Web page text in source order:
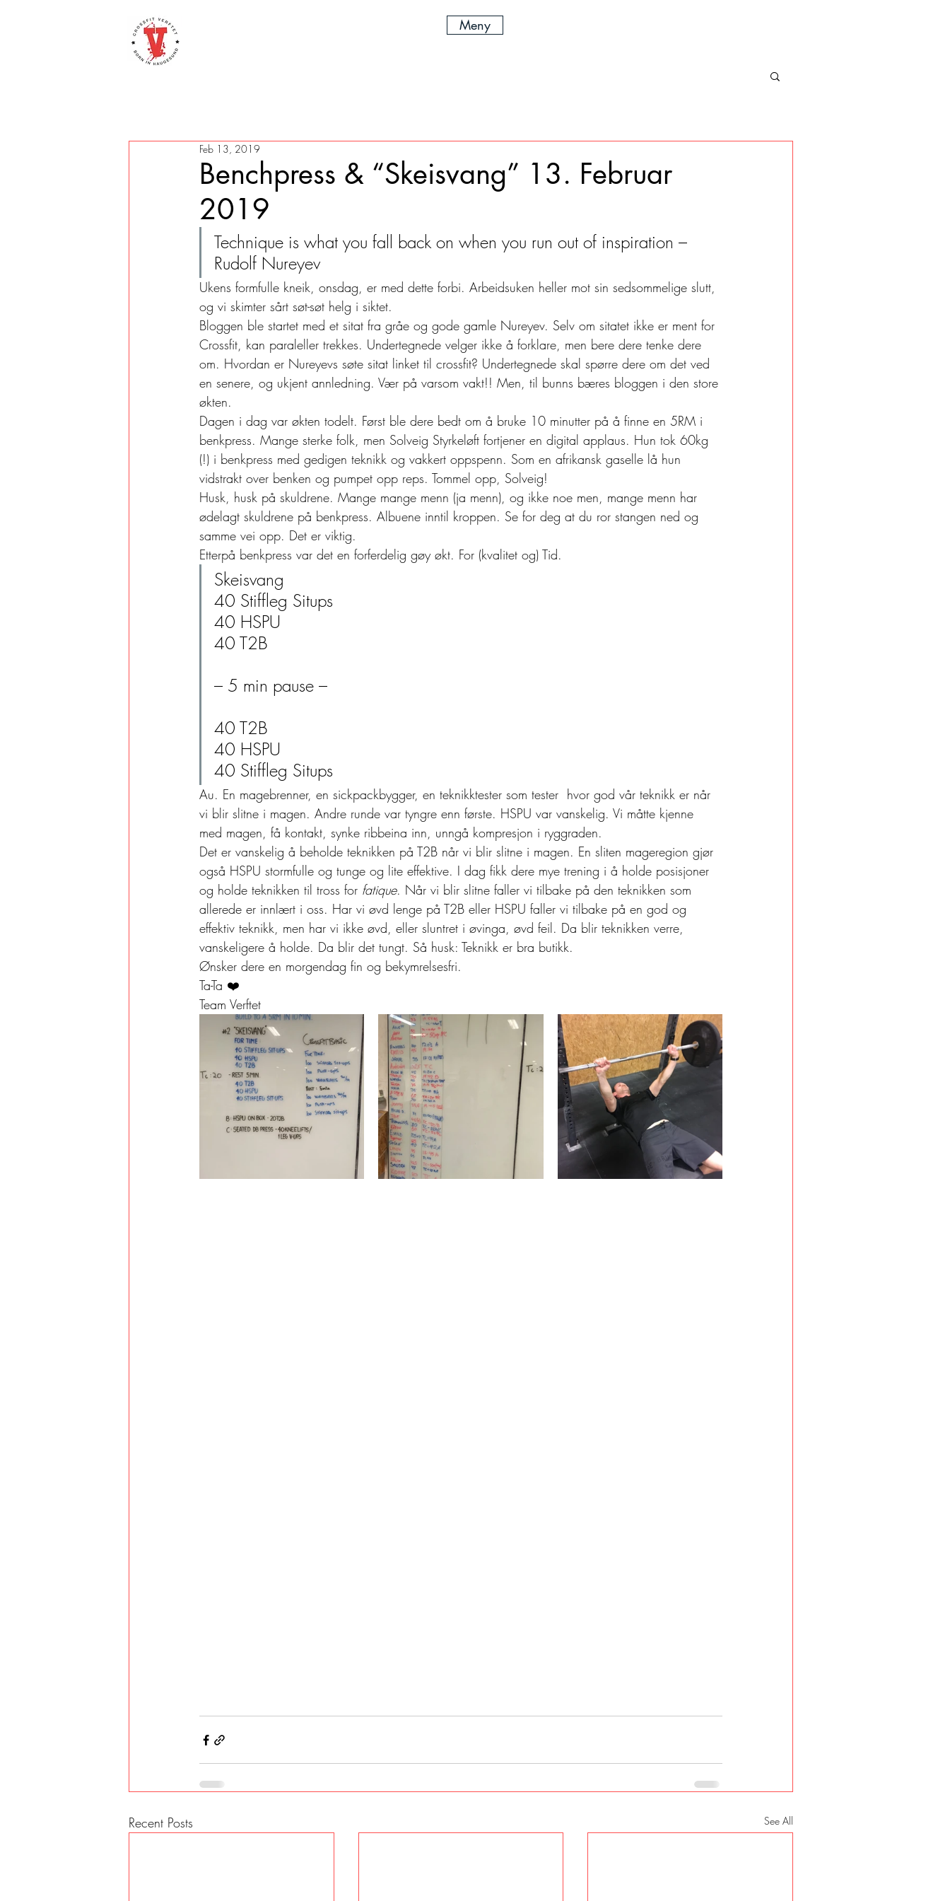
Meny
Benchpress & “Skeisvang” 13. Februar
2019
Feb 13, 2019
Technique is what you fall back on when you run out of inspiration –
Rudolf Nureyev
Ukens formfulle kneik, onsdag, er med dette forbi. Arbeidsuken heller mot sin sedsommelige slutt,
og vi skimter sårt søt-søt helg i siktet.
Bloggen ble startet med et sitat fra gråe og gode gamle Nureyev. Selv om sitatet ikke er ment for
Crossfit, kan paraleller trekkes. Undertegnede velger ikke å forklare, men bere dere tenke dere
om. Hvordan er Nureyevs søte sitat linket til crossfit? Undertegnede skal spørre dere om det ved
en senere, og ukjent annledning. Vær på varsom vakt!! Men, til bunns bæres bloggen i den store
økten.
Dagen i dag var økten todelt. Først ble dere bedt om å bruke 10 minutter på å finne en 5RM i
benkpress. Mange sterke folk, men Solveig Styrkeløft fortjener en digital applaus. Hun tok 60kg
(!) i benkpress med gedigen teknikk og vakkert oppspenn. Som en afrikansk gaselle lå hun
vidstrakt over benken og pumpet opp reps. Tommel opp, Solveig!
Husk, husk på skuldrene. Mange mange menn (ja menn), og ikke noe men, mange menn har
ødelagt skuldrene på benkpress. Albuene inntil kroppen. Se for deg at du ror stangen ned og
samme vei opp. Det er viktig.
Etterpå benkpress var det en forferdelig gøy økt. For (kvalitet og) Tid.
Skeisvang
40 Stiffleg Situps
40 HSPU
40 T2B
– 5 min pause –
40 T2B
40 HSPU
40 Stiffleg Situps
Au. En magebrenner, en sickpackbygger, en teknikktester som tester  hvor god vår teknikk er når
vi blir slitne i magen. Andre runde var tyngre enn første. HSPU var vanskelig. Vi måtte kjenne
med magen, få kontakt, synke ribbeina inn, unngå kompresjon i ryggraden.
Det er vanskelig å beholde teknikken på T2B når vi blir slitne i magen. En sliten mageregion gjør
også HSPU stormfulle og tunge og lite effektive. I dag fikk dere mye trening i å holde posisjoner
og holde teknikken til tross for fatique. Når vi blir slitne faller vi tilbake på den teknikken som
allerede er innlært i oss. Har vi øvd lenge på T2B eller HSPU faller vi tilbake på en god og
effektiv teknikk, men har vi ikke øvd, eller sluntret i øvinga, øvd feil. Da blir teknikken verre,
vanskeligere å holde. Da blir det tungt. Så husk: Teknikk er bra butikk.
Ønsker dere en morgendag fin og bekymrelsesfri.
Ta-Ta ❤️
Team Verftet
Recent Posts See All